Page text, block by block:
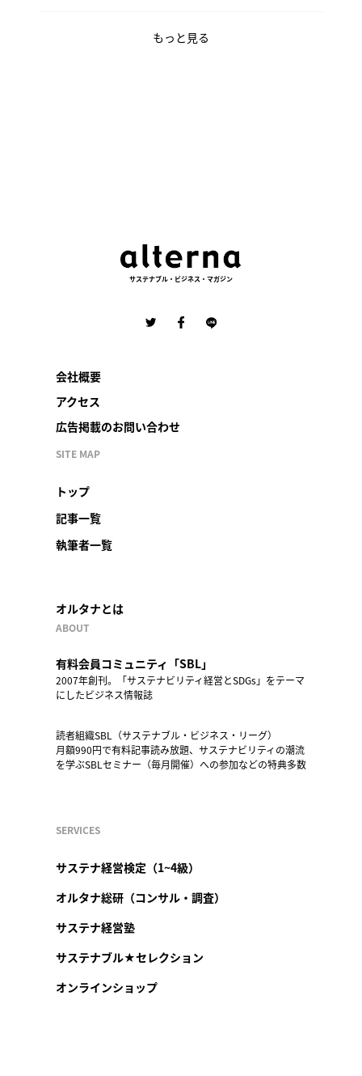
もっと見る
サステナブル・ビジネス・マガジン
会社概要
アクセス
広告掲載のお問い合わせ
SITE MAP
トップ
記事一覧
執筆者一覧
オルタナとは
ABOUT
有料会員コミュニティ「SBL」
2007年創刊。「サステナビリティ経営とSDGs」をテーマ
にしたビジネス情報誌
読者組織SBL（サステナブル・ビジネス・リーグ）
月額990円で有料記事読み放題、サステナビリティの潮流
を学ぶSBLセミナー（毎月開催）への参加などの特典多数
SERVICES
サステナ経営検定（1~4級）
オルタナ総研（コンサル・調査）
サステナ経営塾
サステナブル★セレクション
オンラインショップ